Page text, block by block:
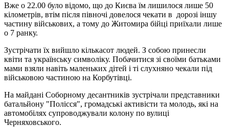
Вже о 22.00 було відомо, що до Києва їм лишилося лише 50
кілометрів, втім після півночі довелося чекати в дорозі іншу
частину військових, а тому до Житомира бійці приїхали лише
о 7 ранку.
Зустрічати їх вийшло кількасот людей. З собою принесли
квіти та українську символіку. Побачитися зі своїми батьками
мами взяли навіть маленьких дітей і ті слухняно чекали під
військовою частиною на Корбутівці.
На майдані Соборному десантників зустрічали представники
батальйону "Полісся", громадські активісти та молодь, які на
автомобілях супроводжували колону по вулиці
Черняховського.